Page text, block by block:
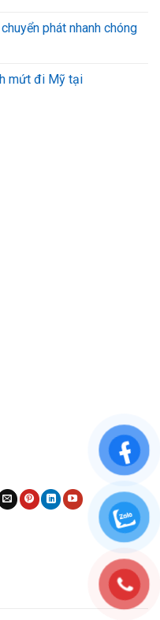
phát nhanh chóng
mứt đi Mỹ tại